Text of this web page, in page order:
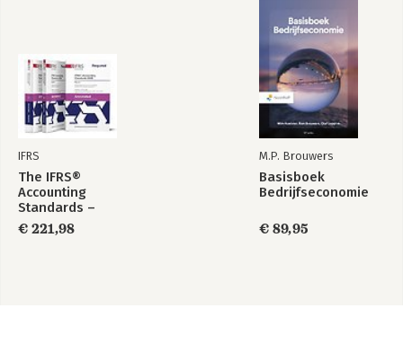
IFRS
The IFRS®
Accounting
Standards –
Required Annotated
1 January 2026
€ 221,98
M.P. Brouwers
Basisboek
Bedrijfseconomie
€ 89,95